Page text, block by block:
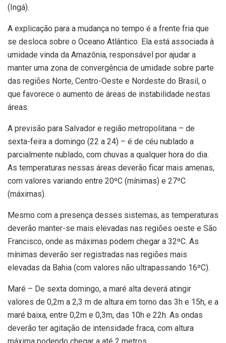
(Ingá).
A explicação para a mudança no tempo é a frente fria que
se desloca sobre o Oceano Atlântico. Ela está associada à
umidade vinda da Amazônia, responsável por ajudar a
manter uma zona de convergência de umidade sobre parte
das regiões Norte, Centro-Oeste e Nordeste do Brasil, o
que favorece o aumento de áreas de instabilidade nestas
áreas.
A previsão para Salvador e região metropolitana – de
sexta-feira a domingo (22 a 24) – é de céu nublado a
parcialmente nublado, com chuvas a qualquer hora do dia.
As temperaturas nessas áreas deverão ficar mais amenas,
com valores variando entre 20ºC (mínimas) e 27ºC
(máximas).
Mesmo com a presença desses sistemas, as temperaturas
deverão manter-se mais elevadas nas regiões oeste e São
Francisco, onde as máximas podem chegar a 32ºC. As
mínimas deverão ser registradas nas regiões mais
elevadas da Bahia (com valores não ultrapassando 16ºC).
Maré – De sexta domingo, a maré alta deverá atingir
valores de 0,2m a 2,3 m de altura em torno das 3h e 15h, e a
maré baixa, entre 0,2m e 0,3m, das 10h e 22h. As ondas
deverão ter agitação de intensidade fraca, com altura